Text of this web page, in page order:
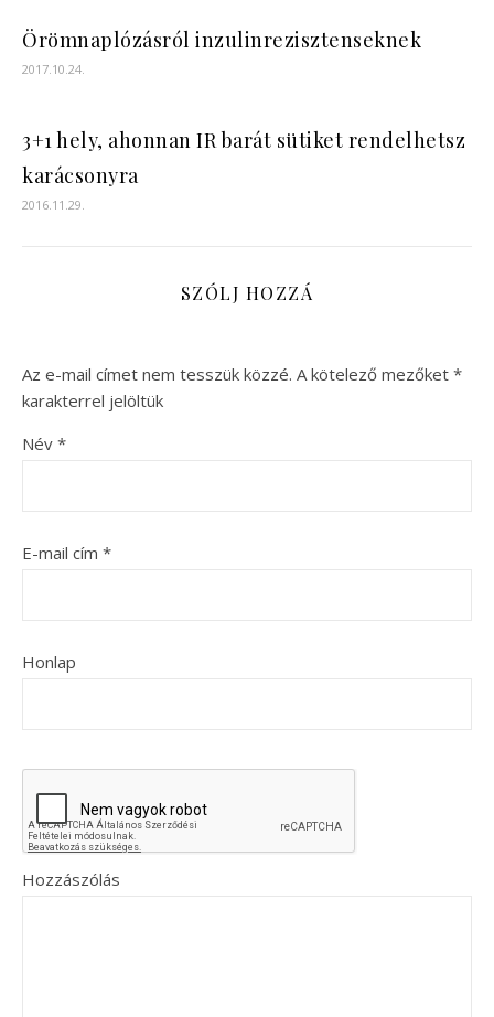
Örömnaplózásról inzulinrezisztenseknek
2017.10.24.
3+1 hely, ahonnan IR barát sütiket rendelhetsz
karácsonyra
2016.11.29.
SZÓLJ HOZZÁ
Az e-mail címet nem tesszük közzé. A kötelező mezőket *
karakterrel jelöltük
Név *
E-mail cím *
Honlap
Hozzászólás